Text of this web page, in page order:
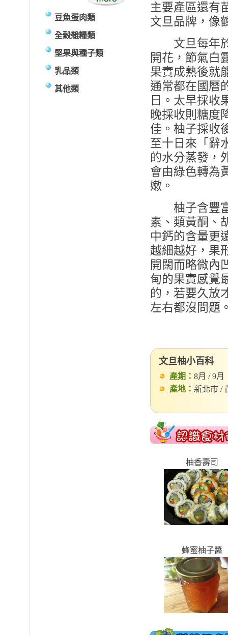
豆魚蛋肉類
全榖雜糧類
堅果與種子類
乳品類
其他類
主要產區還有
文旦品牌，像
文旦每年於
開花，節氣白
果實成熟後就
通常都在國曆
日。太早採收
晚採收則糖度
佳。柚子採收
至十日來「辭
的水分蒸發，
會由綠色轉為
嫩。
柚子含豐富
素、類黃酮、
中鈣的含量更
越細越好，果
開闊而略微內
甸的果實感覺
的，若要久放
左右都沒問題
文旦柚小百科
產期： 8月 / 9月
產地： 新北市 /
柚香壽司
蜂蜜柚子醬